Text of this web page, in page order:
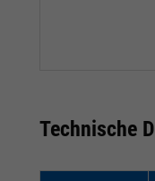
Technische